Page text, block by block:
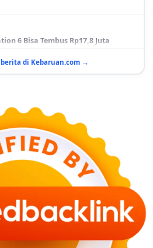
6 Bisa Tembus Rp17,8 Juta
Softlens untuk Mata yang Jarang
Lakukan Manajemen Beban
Dunia Hari Ini Naik, WTI dan Brent
di Kebaruan.com →